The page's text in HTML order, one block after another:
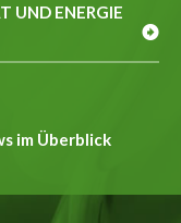
UND ENERGIE
im Überblick